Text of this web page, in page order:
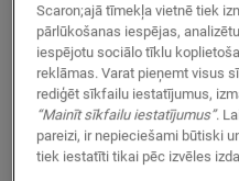
Veidojiet kombinācijas,
Autentiska fāze
Mūža garantija, lietojot
Sader ar grīdas apsildi un
Vidēja izmēra dēlis
Ieklāšana pielīmējot vai,
Ūdensnecaurlaidīgs
Scaron;ajā tīmekļa vietnē tiek
pārlūkošanas iespējas,
iespējotu sociālo tīklu
reklāmas. Varat pieņemt visus
rediģēt sīkfailu iestatījumus,
“Mainīt sīkfailu iestatījumus”.
pareizi, ir nepieciešami būtiski
tiek iestatīti tikai pēc izvēles